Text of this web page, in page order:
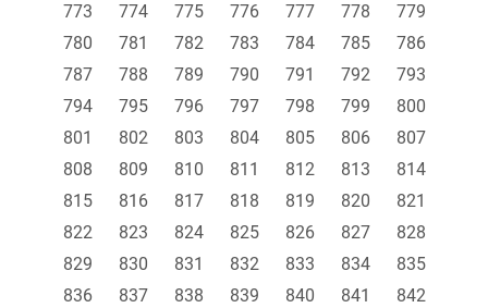
773
774 775 776 777 778
779
780
781 782 783 784 785
786
787
788 789 790 791 792
793
794
795 796 797 798 799
800
801
802 803 804 805 806
807
808
809 810 811 812 813
814
815
816 817 818 819 820
821
822
823 824 825 826 827
828
829
830 831 832 833 834
835
836
837 838 839 840 841
842